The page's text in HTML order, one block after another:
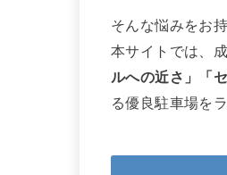
そんな悩みをお
本サイトでは、
ルへの近さ」「
る優良駐車場を